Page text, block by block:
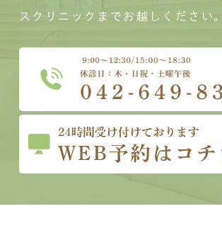
スクリニックまでお越しください。